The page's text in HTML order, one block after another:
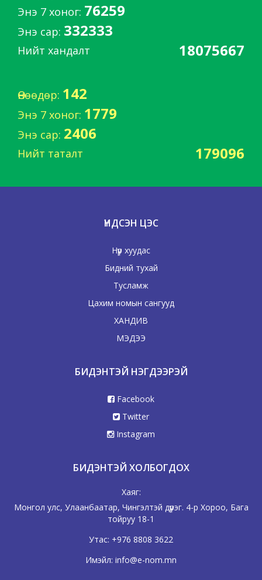
Энэ 7 хоног: 76259
Энэ сар: 332333
Нийт хандалт 18075667
Өнөөдөр: 142
Энэ 7 хоног: 1779
Энэ сар: 2406
Нийт таталт 179096
ҮНДСЭН ЦЭС
Нүүр хуудас
Бидний тухай
Тусламж
Цахим номын сангууд
ХАНДИВ
МЭДЭЭ
БИДЭНТЭЙ НЭГДЭЭРЭЙ
Facebook
Twitter
Instagram
БИДЭНТЭЙ ХОЛБОГДОХ
Хаяг:
Монгол улс, Улаанбаатар, Чингэлтэй дүүрэг. 4-р Хороо, Бага
тойруу 18-1
Утас: +976 8808 3622
Имэйл: info@e-nom.mn